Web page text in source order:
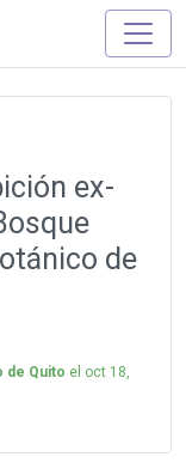
ex-
de
de Quito el oct 18,